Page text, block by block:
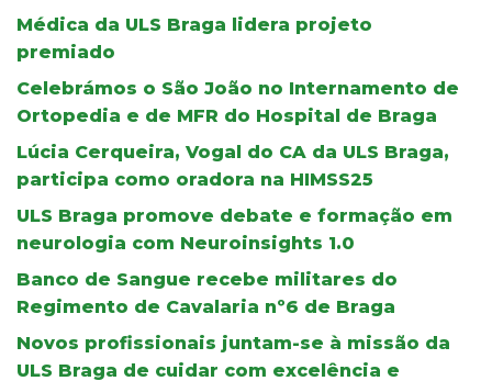
Médica da ULS Braga lidera projeto
premiado
Celebrámos o São João no Internamento de
Ortopedia e de MFR do Hospital de Braga
Lúcia Cerqueira, Vogal do CA da ULS Braga,
participa como oradora na HIMSS25
ULS Braga promove debate e formação em
neurologia com Neuroinsights 1.0
Banco de Sangue recebe militares do
Regimento de Cavalaria nº6 de Braga
Novos profissionais juntam-se à missão da
ULS Braga de cuidar com excelência e